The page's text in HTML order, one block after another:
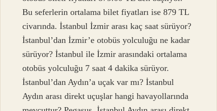
Bu seferlerin ortalama bilet fiyatları ise 879 TL
civarında. İstanbul İzmir arası kaç saat sürüyor?
İstanbul’dan İzmir’e otobüs yolculuğu ne kadar
sürüyor? İstanbul ile İzmir arasındaki ortalama
otobüs yolculuğu 7 saat 4 dakika sürüyor.
İstanbul’dan Aydın’a uçak var mı? İstanbul
Aydın arası direkt uçuşlar hangi havayollarında